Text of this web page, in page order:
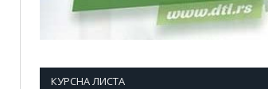
КУРСНА ЛИСТА